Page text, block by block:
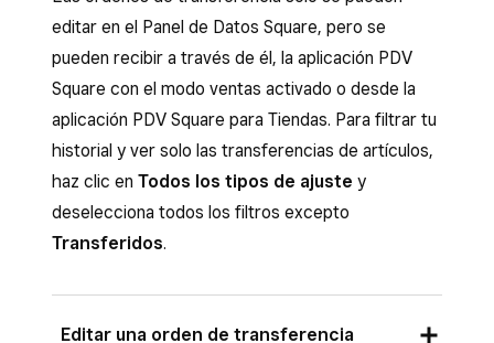
editar en el Panel de Datos Square, pero se
pueden recibir a través de él, la aplicación PDV
Square con el modo ventas activado o desde la
aplicación PDV Square para Tiendas. Para filtrar tu
historial y ver solo las transferencias de artículos,
haz clic en Todos los tipos de ajuste y
deselecciona todos los filtros excepto
Transferidos.
Editar una orden de transferencia